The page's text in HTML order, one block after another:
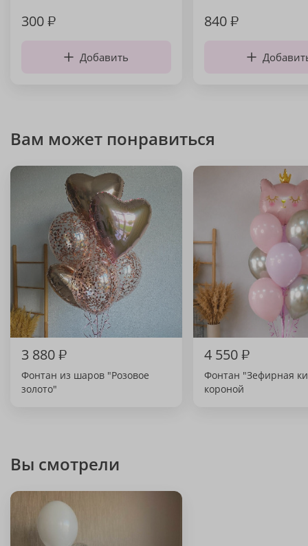
300₽
Добавить
840₽
Вам может понравиться
3 880₽
Фонтан из шаров "Розовое
золото"
4 550₽
Фонтан "Зефирная
короной
Вы смотрели